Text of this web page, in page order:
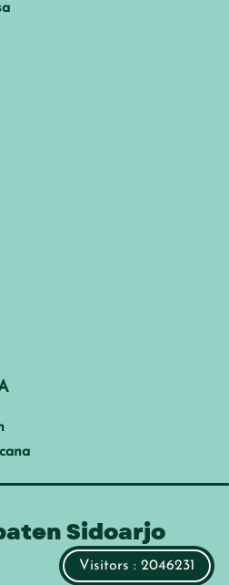
Sidoarjo
Visitors : 2046231